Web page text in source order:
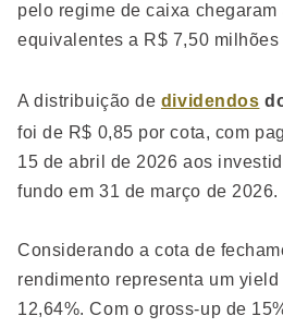
pelo regime de caixa chegaram
equivalentes a R$ 7,50 milhões
A distribuição de dividendos
foi de R$ 0,85 por cota, com
15 de abril de 2026 aos
fundo em 31 de março de 2026.
Considerando a cota de
rendimento representa um
12,64%. Com o gross-up de